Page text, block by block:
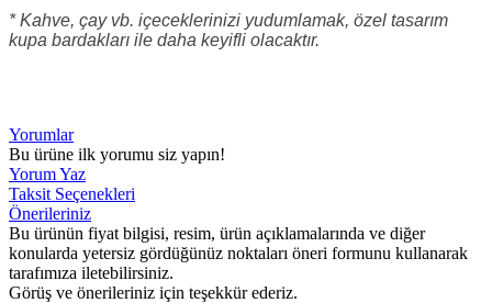
* Kahve, çay vb. içeceklerinizi yudumlamak, özel tasarım
kupa bardakları ile daha keyifli olacaktır.
Yorumlar
Bu ürüne ilk yorumu siz yapın!
Yorum Yaz
Taksit Seçenekleri
Önerileriniz
Bu ürünün fiyat bilgisi, resim, ürün açıklamalarında ve diğer
konularda yetersiz gördüğünüz noktaları öneri formunu kullanarak
tarafımıza iletebilirsiniz.
Görüş ve önerileriniz için teşekkür ederiz.